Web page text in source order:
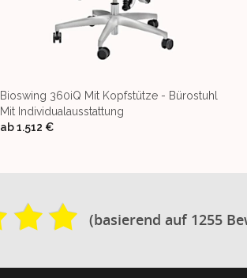
Bioswing 360iQ Mit Kopfstütze - Bürostuhl
Mit Individualausstattung
ab1.512 €
(basierend auf 1255